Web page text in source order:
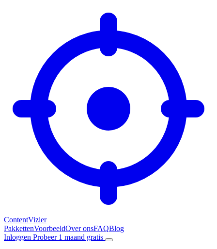
ContentVizier
PakkettenVoorbeeldOver onsFAQBlog
Inloggen Probeer 1 maand gratis